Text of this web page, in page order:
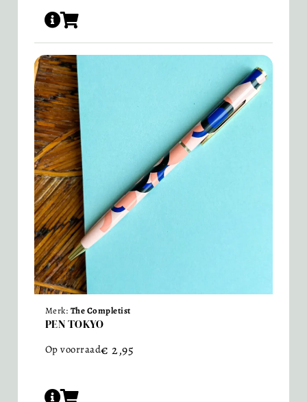
Merk: The Completist
PEN TOKYO
Op voorraad€ 2,95